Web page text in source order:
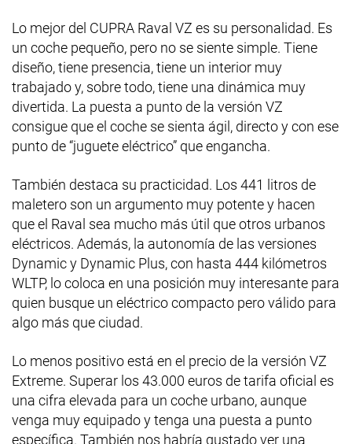
Lo mejor del CUPRA Raval VZ es su personalidad. Es
un coche pequeño, pero no se siente simple. Tiene
diseño, tiene presencia, tiene un interior muy
trabajado y, sobre todo, tiene una dinámica muy
divertida. La puesta a punto de la versión VZ
consigue que el coche se sienta ágil, directo y con ese
punto de “juguete eléctrico” que engancha.
También destaca su practicidad. Los 441 litros de
maletero son un argumento muy potente y hacen
que el Raval sea mucho más útil que otros urbanos
eléctricos. Además, la autonomía de las versiones
Dynamic y Dynamic Plus, con hasta 444 kilómetros
WLTP, lo coloca en una posición muy interesante para
quien busque un eléctrico compacto pero válido para
algo más que ciudad.
Lo menos positivo está en el precio de la versión VZ
Extreme. Superar los 43.000 euros de tarifa oficial es
una cifra elevada para un coche urbano, aunque
venga muy equipado y tenga una puesta a punto
específica. También nos habría gustado ver una